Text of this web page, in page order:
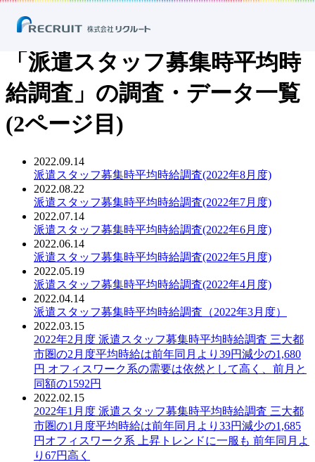
「派遣スタッフ募集時平均時給調査」の調査・データ一覧
「派遣スタッフ募集時平均時
給調査」の調査・データ一覧
(2ページ目)
2022.09.14
PDF：
派遣スタッフ募集時平均時給調査(2022年8月度)
2022.08.22
PDF：
派遣スタッフ募集時平均時給調査(2022年7月度)
2022.07.14
PDF：
派遣スタッフ募集時平均時給調査(2022年6月度)
2022.06.14
PDF：
派遣スタッフ募集時平均時給調査(2022年5月度)
2022.05.19
PDF：
派遣スタッフ募集時平均時給調査(2022年4月度)
2022.04.14
PDF：
派遣スタッフ募集時平均時給調査（2022年3月度）
2022.03.15
PDF：
2022年2月度 派遣スタッフ募集時平均時給調査 三大都
市圏の2月度平均時給は前年同月より39円減少の1,680
円 オフィスワーク系の需要は依然として高く、前月と
同額の1592円
2022.02.15
PDF：
2022年1月度 派遣スタッフ募集時平均時給調査 三大都
市圏の1月度平均時給は前年同月より33円減少の1,685
円オフィスワーク系 上昇トレンドに一服も 前年同月よ
り67円高く